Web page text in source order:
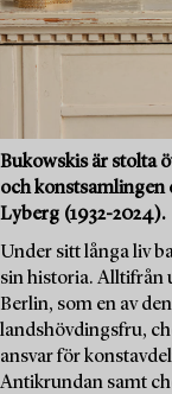
Bukowskis är stolta
och
Lyberg (1932-2024).
Under sitt långa liv
sin historia. Alltifrån
Berlin, som en av
landshövdingsfru,
ansvar för
Antikrundan samt